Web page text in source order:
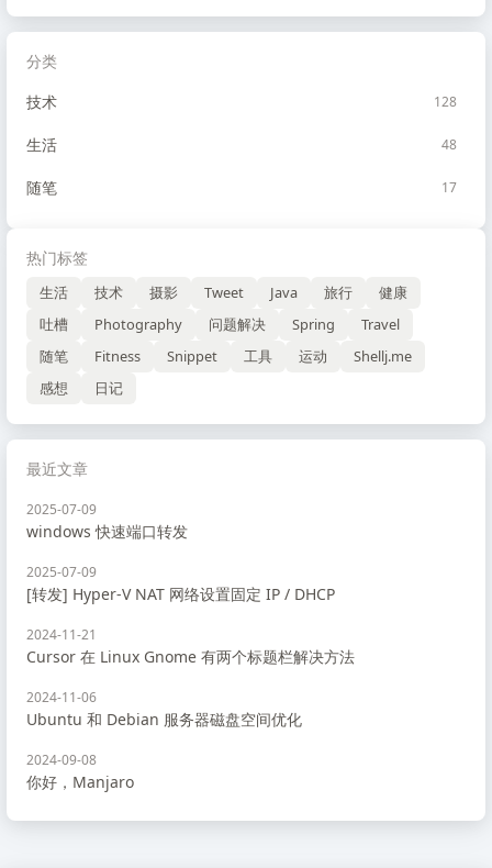
分类
技术
128
生活 48
随笔 17
热门标签
生活 技术 摄影 Tweet Java 旅行
健康
吐槽
Photography 问题解决 Spring
Travel
随笔
Fitness Snippet 工具 运动
Shellj.me
感想
日记
最近文章
2025-07-09
windows 快速端口转发
2025-07-09
[转发] Hyper-V NAT 网络设置固定 IP / DHCP
2024-11-21
Cursor 在 Linux Gnome 有两个标题栏解决方法
2024-11-06
Ubuntu 和 Debian 服务器磁盘空间优化
2024-09-08
你好，Manjaro